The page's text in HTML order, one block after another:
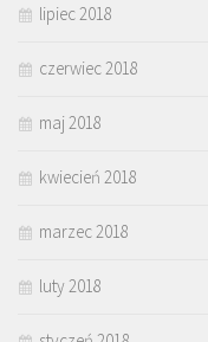
lipiec 2018
czerwiec 2018
maj 2018
kwiecień 2018
marzec 2018
luty 2018